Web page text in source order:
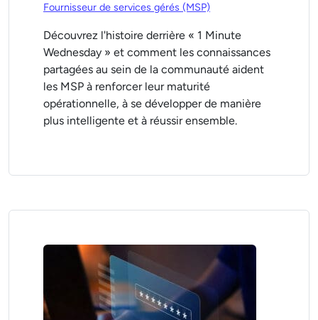
Fournisseur de services gérés (MSP)
Découvrez l'histoire derrière « 1 Minute
Wednesday » et comment les connaissances
partagées au sein de la communauté aident
les MSP à renforcer leur maturité
opérationnelle, à se développer de manière
plus intelligente et à réussir ensemble.